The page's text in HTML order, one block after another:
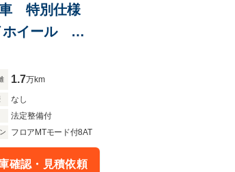
車 特別仕様
ホイール
1.7万km
なし
法定整備付
フロアMTモード付8AT
確認・見積依頼